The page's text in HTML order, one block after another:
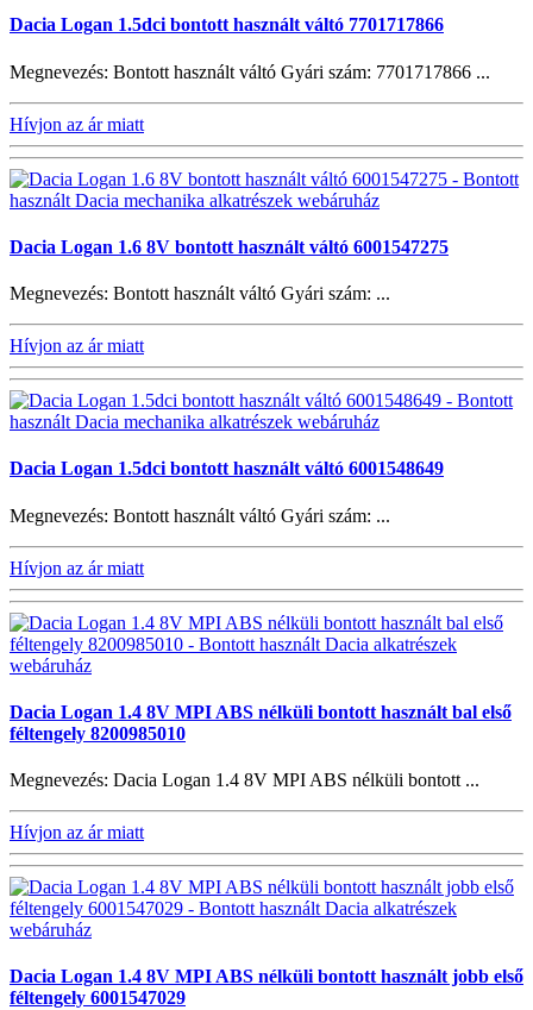
Dacia Logan 1.5dci bontott használt váltó 7701717866
Megnevezés: Bontott használt váltó Gyári szám: 7701717866 ...
Hívjon az ár miatt
Dacia Logan 1.6 8V bontott használt váltó 6001547275
Megnevezés: Bontott használt váltó Gyári szám: ...
Hívjon az ár miatt
Dacia Logan 1.5dci bontott használt váltó 6001548649
Megnevezés: Bontott használt váltó Gyári szám: ...
Hívjon az ár miatt
Dacia Logan 1.4 8V MPI ABS nélküli bontott használt bal első
féltengely 8200985010
Megnevezés: Dacia Logan 1.4 8V MPI ABS nélküli bontott ...
Hívjon az ár miatt
Dacia Logan 1.4 8V MPI ABS nélküli bontott használt jobb első
féltengely 6001547029